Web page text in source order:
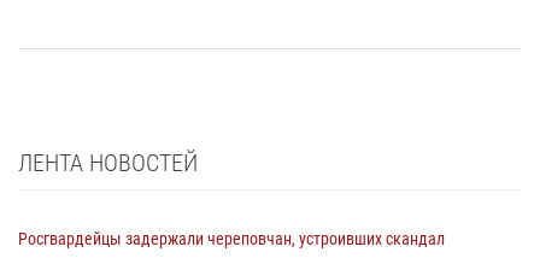
ЛЕНТА НОВОСТЕЙ
Росгвардейцы задержали череповчан, устроивших скандал